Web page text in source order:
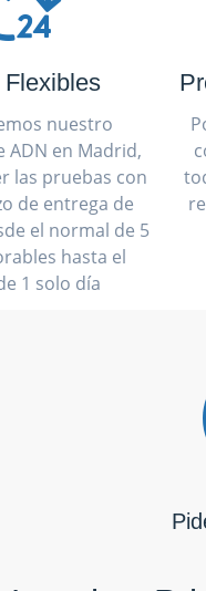
nuestro
en Madrid,
las pruebas con
de entrega de
el normal de 5
hasta el
1 solo día